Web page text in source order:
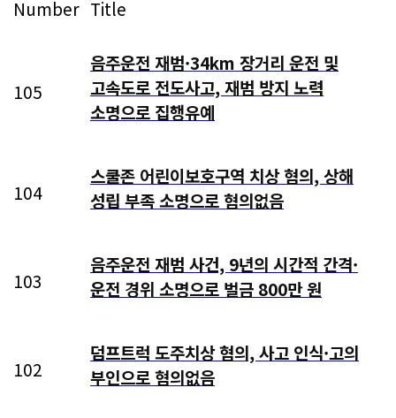
Number Title
105
음주운전 재범·34km 장거리 운전 및
고속도로 전도사고, 재범 방지 노력
소명으로 집행유예
104
스쿨존 어린이보호구역 치상 혐의, 상해
성립 부족 소명으로 혐의없음
103
음주운전 재범 사건, 9년의 시간적 간격·
운전 경위 소명으로 벌금 800만 원
102
덤프트럭 도주치상 혐의, 사고 인식·고의
부인으로 혐의없음